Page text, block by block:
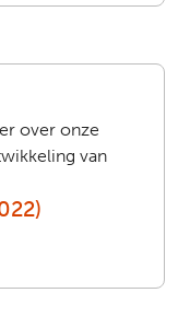
over onze
van